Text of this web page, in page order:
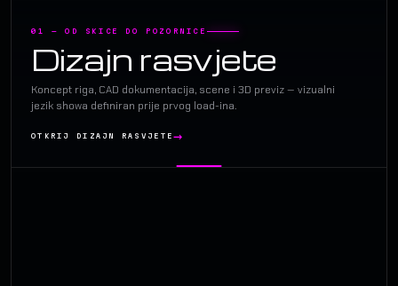
01 — OD SKICE DO POZORNICE
Dizajn rasvjete
Koncept riga, CAD dokumentacija, scene i 3D previz — vizualni
jezik showa definiran prije prvog load-ina.
OTKRIJ DIZAJN RASVJETE